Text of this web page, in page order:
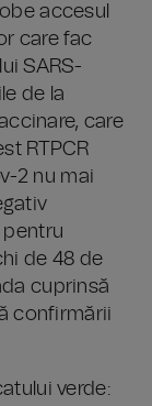
accesul
care fac
SARS-
de la
care
RTPCR
2 nu mai
de 48 de
cuprinsă
confirmării
verde: